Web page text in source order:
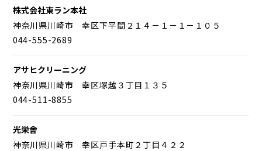
株式会社東ラン本社
神奈川県川崎市 幸区下平間２１４－１－１－１０５
044-555-2689
アサヒクリーニング
神奈川県川崎市 幸区塚越３丁目１３５
044-511-8855
光栄舎
神奈川県川崎市 幸区戸手本町２丁目４２２